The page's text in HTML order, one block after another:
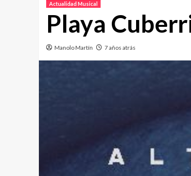
Actualidad Musical
Playa
Manolo Martín 7 años atrás